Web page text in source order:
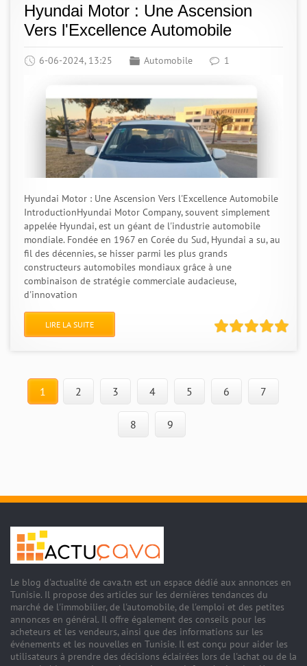
Hyundai Motor : Une Ascension
Vers l'Excellence Automobile
6-06-2024, 13:25 Automobile 1
Hyundai Motor : Une Ascension Vers l'Excellence Automobile
IntroductionHyundai Motor Company, souvent simplement
appelée Hyundai, est un géant de l'industrie automobile
mondiale. Fondée en 1967 en Corée du Sud, Hyundai a su, au
fil des décennies, se hisser parmi les plus grands
constructeurs automobiles mondiaux grâce à une
combinaison de stratégie commerciale audacieuse,
d'innovation
LIRE LA SUITE
1 2 3 4 5 6 7
8 9
Le blog d'actualité de cava.tn est un espace dédié aux annonces en
Tunisie. Il propose des articles sur les dernières tendances du
marché de l'immobilier, de l'automobile, de l'emploi et des petites
annonces en général. Il offre également des conseils pour les
acheteurs et les vendeurs, ainsi que des informations sur les
événements et les nouvelles en Tunisie. Il est conçu pour aider les
utilisateurs à prendre des décisions éclairées lors de l'achat ou de la